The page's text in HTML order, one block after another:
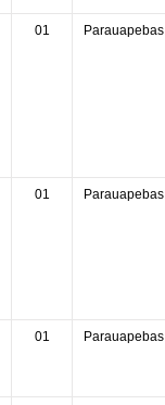
01 Parauapebas
01 Parauapebas
01 Parauapebas